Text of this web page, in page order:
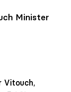
Minister
Vitouch,